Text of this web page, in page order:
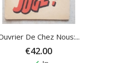
De Chez Nous:...
€42.00